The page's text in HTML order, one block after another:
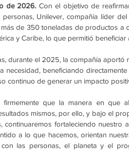
de 2026. Con el objetivo de
Unilever, compañía líder
de 350 toneladas de productos a
y Caribe, lo que permitió
durante el 2025, la compañía aportó
necesidad, beneficiando
continuo de generar un impacto
firmemente que la manera en que
mismos, por ello, y bajo el
continuaremos fortaleciendo nuestro
a lo que hacemos, orientan
las personas, el planeta y el